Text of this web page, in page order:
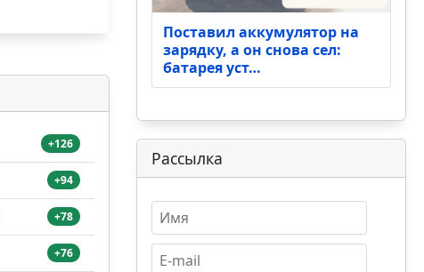
+126
+94
+78
+76
Поставил аккумулятор на
зарядку, а он снова сел:
батарея уст…
Рассылка